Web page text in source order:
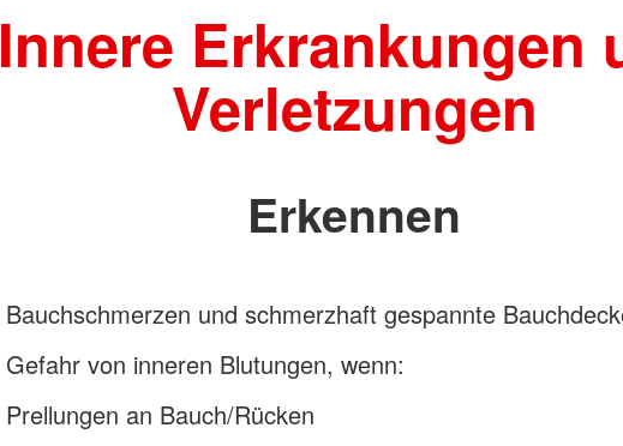
Innere Erkrankungen
Verletzungen
Erkennen
Bauchschmerzen und schmerzhaft gespannte
Gefahr von inneren Blutungen, wenn:
Prellungen an Bauch/Rücken